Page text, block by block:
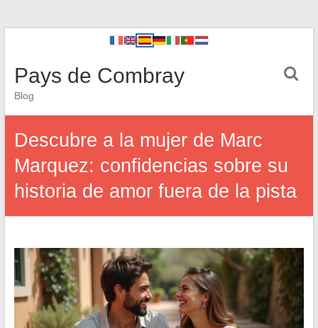
Pays de Combray
Blog
Descubre a la mujer de Marc
Marquez: confidencias sobre su
historia de amor fuera de la pista